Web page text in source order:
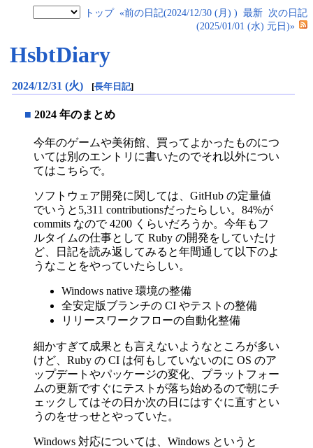
トップ «前の日記(2024/12/30 (月) ) 最新 次の日記
(2025/01/01 (水) 元日)»
HsbtDiary
2024/12/31 (火) [長年日記]
■ 2024 年のまとめ
今年のゲームや美術館、買ってよかったものにつ
いては別のエントリに書いたのでそれ以外につい
てはこちらで。
ソフトウェア開発に関しては、GitHub の定量値
でいうと5,311 contributionsだったらしい。84%が
commits なので 4200 くらいだろうか。今年もフ
ルタイムの仕事として Ruby の開発をしていたけ
ど、日記を読み返してみると年間通して以下のよ
うなことをやっていたらしい。
Windows native 環境の整備
全安定版ブランチの CI やテストの整備
リリースワークフローの自動化整備
細かすぎて成果とも言えないようなところが多い
けど、Ruby の CI は何もしていないのに OS のア
ップデートやパッケージの変化、プラットフォー
ムの更新ですぐにテストが落ち始めるので朝にチ
ェックしてはその日か次の日にはすぐに直すとい
うのをせっせとやっていた。
Windows 対応については、Windows というと